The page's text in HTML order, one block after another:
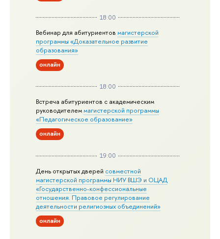
18:00
Вебинар для абитуриентовмагистерской
программы «Доказательное развитие
образования»
онлайн
18:00
Встреча абитуриентов с академическим
руководителеммагистерской программы
«Педагогическое образование»
онлайн
19:00
День открытых дверей совместной
магистерской программы НИУ ВШЭ и ОЦАД
«Государственно-конфессиональные
отношения. Правовое регулирование
деятельности религиозных объединений»
онлайн